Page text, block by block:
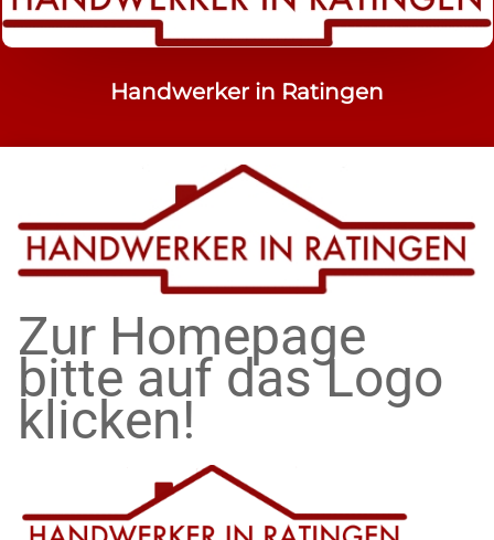
Handwerker in Ratingen
Zur Homepage
bitte auf das Logo
klicken!